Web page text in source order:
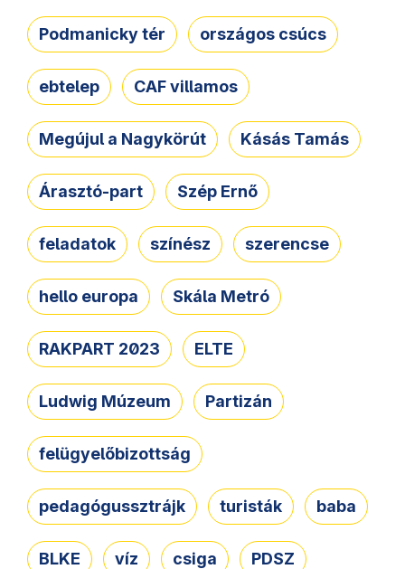
Podmanicky tér országos csúcs
ebtelep CAF villamos
Megújul a Nagykörút Kásás Tamás
Árasztó-part Szép Ernő
feladatok színész szerencse
hello europa Skála Metró
RAKPART 2023 ELTE
Ludwig Múzeum Partizán
felügyelőbizottság
pedagógussztrájk turisták baba
BLKE víz csiga PDSZ